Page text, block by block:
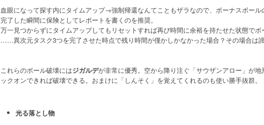
血眼になって探す内にタイムアップ→強制帰還なんてこともザラなので、ボーナスボー
完了した瞬間に保険としてレポートを書くのを推奨。
万一見つからずにタイムアップしてもリセットすれば再び時間に余裕を持たせた状態でボ
……異次元タスク3つを完了させた時点で残り時間が僅かしかなかった場合？その場合は諦
これらのボール破壊にはジガルデが非常に優秀。空から降り注ぐ「サウザンアロー」が
ックオンできれば破壊できる。おまけに「しんそく」を覚えてくれるのも使い勝手抜群。
光る落とし物